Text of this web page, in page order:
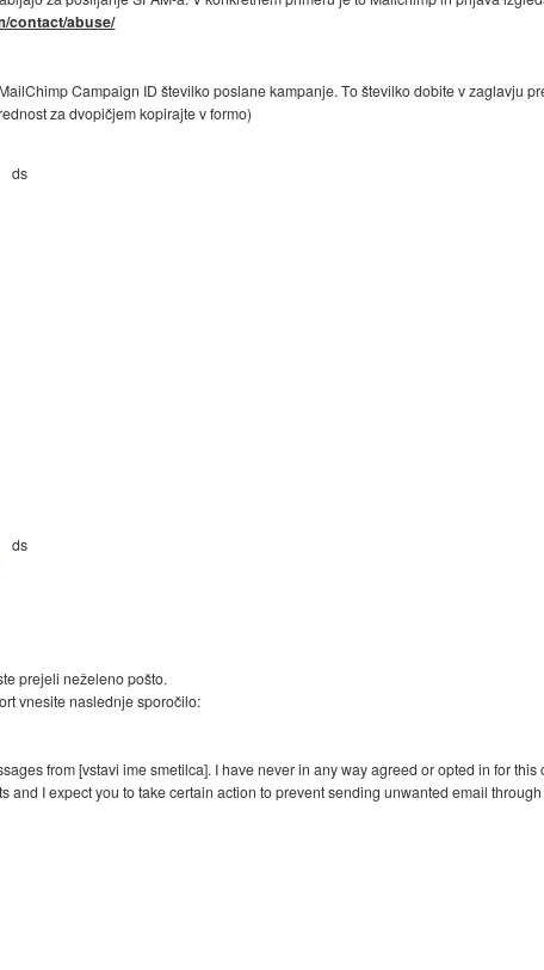
contact/abuse/
Campaign ID številko poslane kampanje. To številko dobite v zaglavju
za dvopičjem kopirajte v formo)
ds
ds
prejeli neželeno pošto.
vnesite naslednje sporočilo:
from [vstavi ime smetilca]. I have never in any way agreed or opted in for
and I expect you to take certain action to prevent sending unwanted email